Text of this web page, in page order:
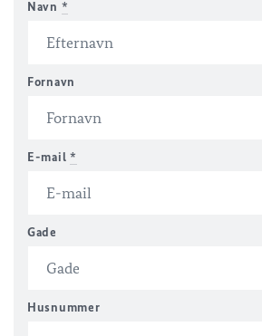
Navn *
Fornavn
E-mail *
Gade
Husnummer